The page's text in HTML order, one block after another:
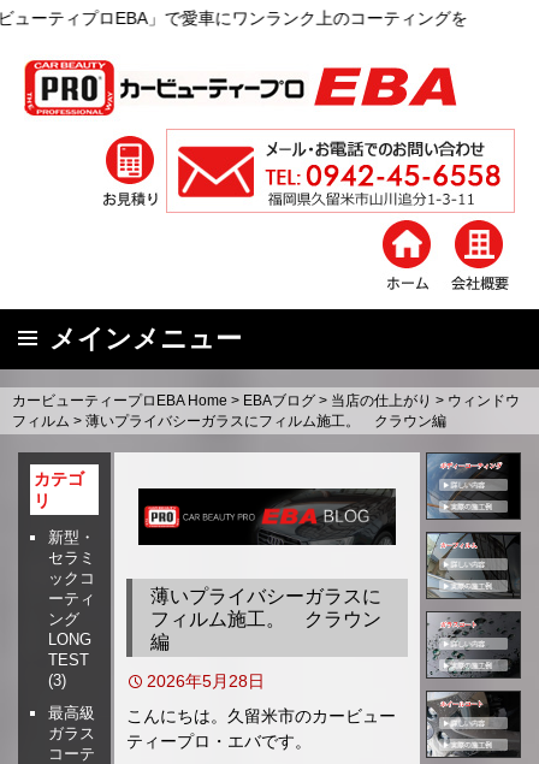
」で愛車にワンランク上のコーティングを
メインメニュー
コ
ン
カービューティープロEBA Home > EBAブログ > 当店の仕上がり > ウィンドウ
フィルム > 薄いプライバシーガラスにフィルム施工。 クラウン編
薄いプライバシーガラスに
フィルム施工。 クラウン
編
2026年5月28日
こんにちは。久留米市のカービュー
ティープロ・エバです。
カテゴ
リ
新型・
セラミ
ックコ
ーティ
ング
LONG
TEST
(3)
最高級
ガラス
コーテ